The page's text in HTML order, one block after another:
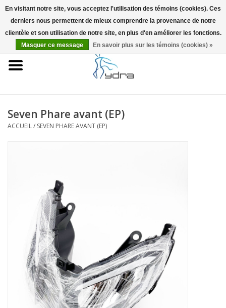
EUR
Accueil
Seven Phare avant (EP)
ACCUEIL/ SEVEN PHARE AVANT (EP)
En visitant notre site, vous acceptez l'utilisation des témoins (cookies). Ces
derniers nous permettent de mieux comprendre la provenance de notre
clientèle et son utilisation de notre site, en plus d'en améliorer les fonctions.
Masquer ce message
En savoir plus sur les témoins (cookies) »